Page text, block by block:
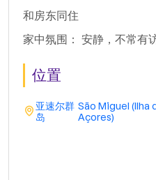
和房东同住
家中氛围： 安静，不常有
位置
亚速尔群
岛
São Miguel (Ilha
Açores)